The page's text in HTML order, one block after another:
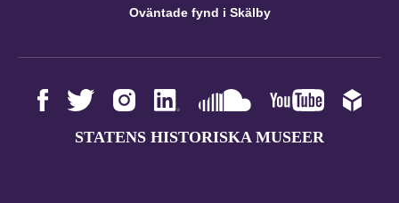
Oväntade fynd i Skälby
STATENS HISTORISKA MUSEER